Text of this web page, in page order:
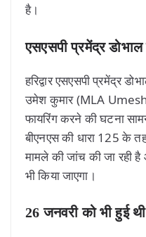
है।
एसएसपी प्रमेंद्र डोभाल
हरिद्वार एसएसपी प्रमेंद्र
उमेश कुमार (MLA
फायरिंग करने की घटना
बीएनएस की धारा 125 के
मामले की जांच की जा रही
भी किया जाएगा।
26 जनवरी को भी हुई